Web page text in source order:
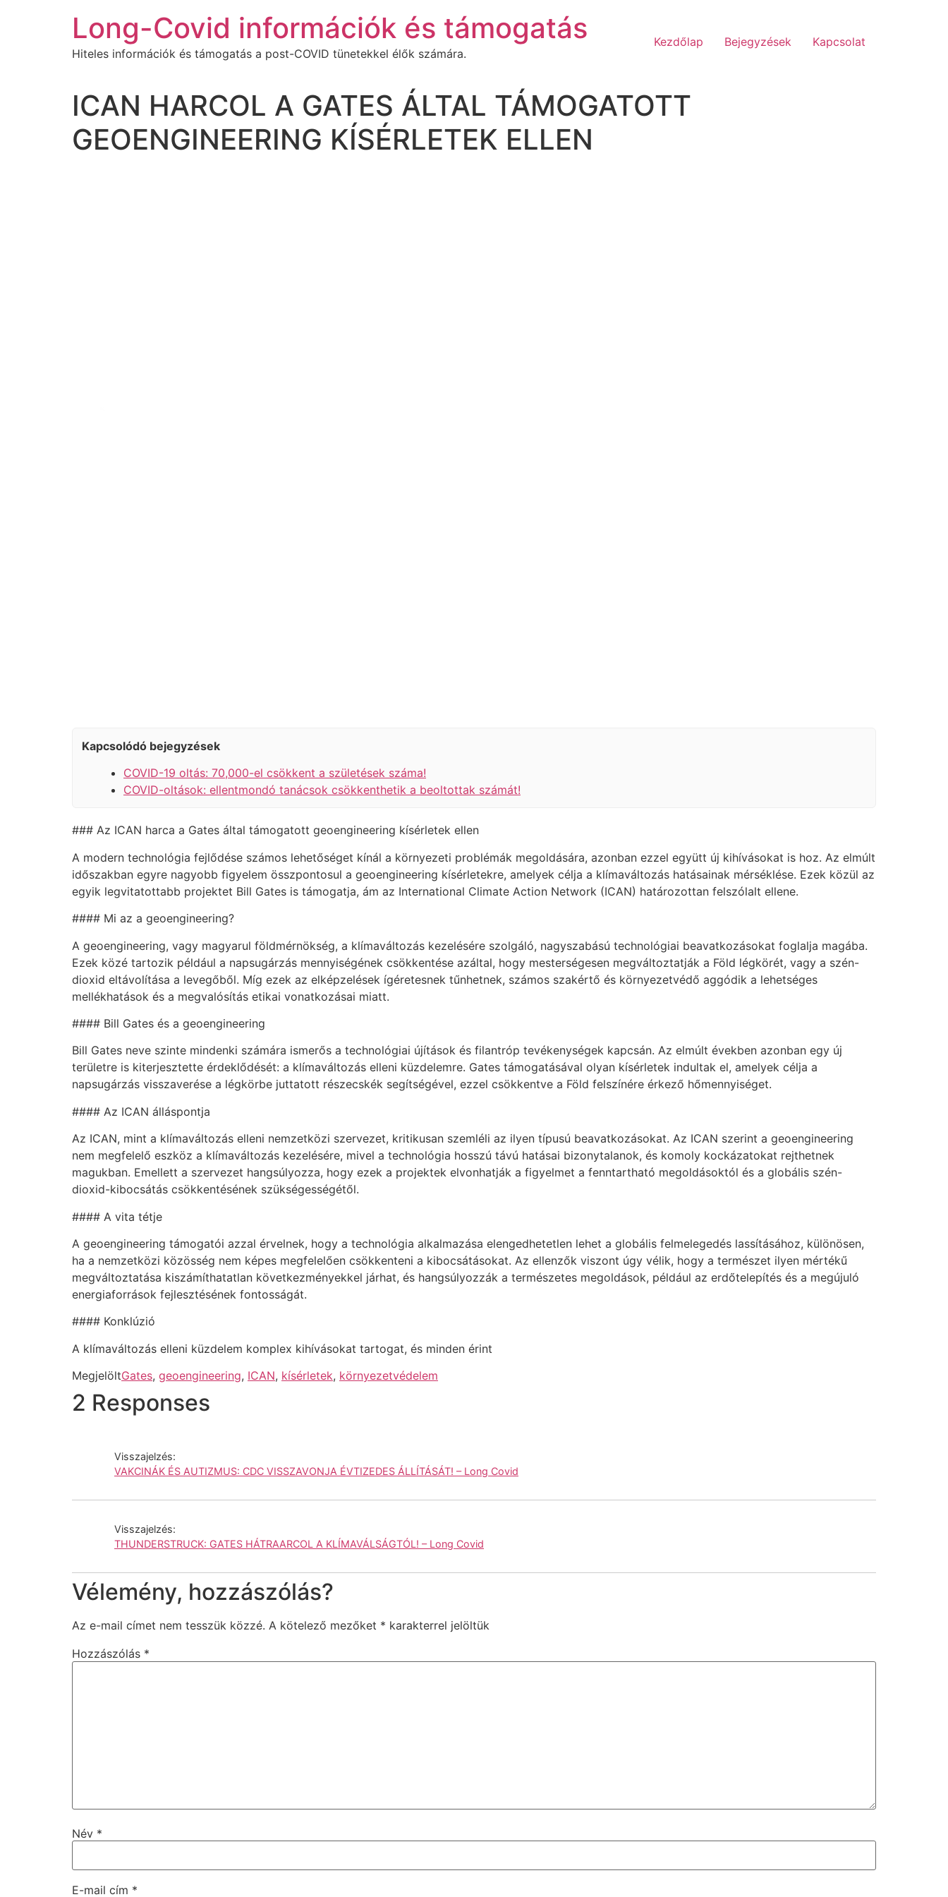
Long-Covid információk és támogatás
Hiteles információk és támogatás a post-COVID tünetekkel élők számára.
Kezdőlap Bejegyzések Kapcsolat
ICAN HARCOL A GATES ÁLTAL TÁMOGATOTT
GEOENGINEERING KÍSÉRLETEK ELLEN
Kapcsolódó bejegyzések
COVID-19 oltás: 70,000-el csökkent a születések száma!
COVID-oltások: ellentmondó tanácsok csökkenthetik a beoltottak számát!
### Az ICAN harca a Gates által támogatott geoengineering kísérletek ellen
A modern technológia fejlődése számos lehetőséget kínál a környezeti problémák megoldására, azonban ezzel együtt új kihívásokat is hoz. Az elmúlt
időszakban egyre nagyobb figyelem összpontosul a geoengineering kísérletekre, amelyek célja a klímaváltozás hatásainak mérséklése. Ezek közül az
egyik legvitatottabb projektet Bill Gates is támogatja, ám az International Climate Action Network (ICAN) határozottan felszólalt ellene.
#### Mi az a geoengineering?
A geoengineering, vagy magyarul földmérnökség, a klímaváltozás kezelésére szolgáló, nagyszabású technológiai beavatkozásokat foglalja magába.
Ezek közé tartozik például a napsugárzás mennyiségének csökkentése azáltal, hogy mesterségesen megváltoztatják a Föld légkörét, vagy a szén-
dioxid eltávolítása a levegőből. Míg ezek az elképzelések ígéretesnek tűnhetnek, számos szakértő és környezetvédő aggódik a lehetséges
mellékhatások és a megvalósítás etikai vonatkozásai miatt.
#### Bill Gates és a geoengineering
Bill Gates neve szinte mindenki számára ismerős a technológiai újítások és filantróp tevékenységek kapcsán. Az elmúlt években azonban egy új
területre is kiterjesztette érdeklődését: a klímaváltozás elleni küzdelemre. Gates támogatásával olyan kísérletek indultak el, amelyek célja a
napsugárzás visszaverése a légkörbe juttatott részecskék segítségével, ezzel csökkentve a Föld felszínére érkező hőmennyiséget.
#### Az ICAN álláspontja
Az ICAN, mint a klímaváltozás elleni nemzetközi szervezet, kritikusan szemléli az ilyen típusú beavatkozásokat. Az ICAN szerint a geoengineering
nem megfelelő eszköz a klímaváltozás kezelésére, mivel a technológia hosszú távú hatásai bizonytalanok, és komoly kockázatokat rejthetnek
magukban. Emellett a szervezet hangsúlyozza, hogy ezek a projektek elvonhatják a figyelmet a fenntartható megoldásoktól és a globális szén-
dioxid-kibocsátás csökkentésének szükségességétől.
#### A vita tétje
A geoengineering támogatói azzal érvelnek, hogy a technológia alkalmazása elengedhetetlen lehet a globális felmelegedés lassításához, különösen,
ha a nemzetközi közösség nem képes megfelelően csökkenteni a kibocsátásokat. Az ellenzők viszont úgy vélik, hogy a természet ilyen mértékű
megváltoztatása kiszámíthatatlan következményekkel járhat, és hangsúlyozzák a természetes megoldások, például az erdőtelepítés és a megújuló
energiaforrások fejlesztésének fontosságát.
#### Konklúzió
A klímaváltozás elleni küzdelem komplex kihívásokat tartogat, és minden érint
MegjelöltGates, geoengineering, ICAN, kísérletek, környezetvédelem
2 Responses
Visszajelzés:
VAKCINÁK ÉS AUTIZMUS: CDC VISSZAVONJA ÉVTIZEDES ÁLLÍTÁSÁT! – Long Covid
Visszajelzés:
THUNDERSTRUCK: GATES HÁTRAARCOL A KLÍMAVÁLSÁGTÓL! – Long Covid
Vélemény, hozzászólás?
Az e-mail címet nem tesszük közzé. A kötelező mezőket * karakterrel jelöltük
Hozzászólás *
Név *
E-mail cím *